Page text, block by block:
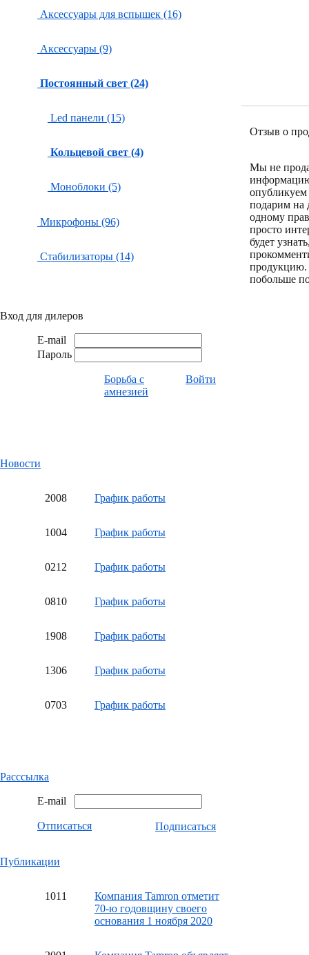
Аксессуары для вспышек (16)
Аксессуары (9)
Постоянный свет (24)
Led панели (15)
Кольцевой свет (4)
Моноблоки (5)
Микрофоны (96)
Стабилизаторы (14)
Вход для дилеров
E-mail
Пароль
Борьба с
амнезией
Войти
Новости
2008 График работы
1004 График работы
0212 График работы
0810 График работы
1908 График работы
1306 График работы
0703 График работы
Расссылка
E-mail
Отписаться Подписаться
Публикации
1011
Компания Tamron отметит
70-ю годовщину своего
основания 1 ноября 2020
Отзыв о
Мы не
опубликуем
подарим на
одному
просто
будет
продукцию.
побольше